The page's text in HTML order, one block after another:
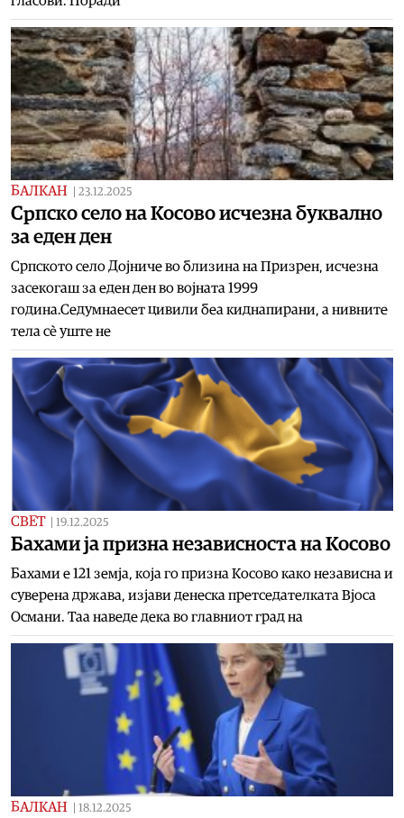
БАЛКАН 23.12.2025
Српско село на Косово исчезна буквално
за еден ден
Српското село Дојниче во близина на Призрен, исчезна
засекогаш за еден ден во војната 1999
година.Седумнаесет цивили беа киднапирани, а нивните
тела сè уште не
СВЕТ 19.12.2025
Бахами ја призна независноста на Косово
Бахами е 121 земја, која го призна Косово како независна и
суверена држава, изјави денеска претседателката Вјоса
Османи. Таа наведе дека во главниот град на
БАЛКАН 18.12.2025